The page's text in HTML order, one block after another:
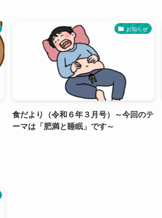
お知らせ
食だより（令和６年３月号）～今回のテ
ーマは「肥満と睡眠」です～